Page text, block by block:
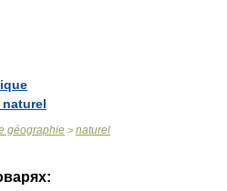
géographie > naturel